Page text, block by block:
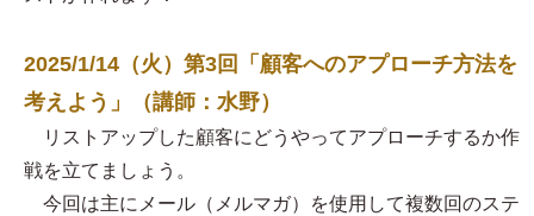
2025/1/14（火）第3回「顧客へのアプローチ方法を
考えよう」（講師：水野）
リストアップした顧客にどうやってアプローチするか作
戦を立てましょう。
今回は主にメール（メルマガ）を使用して複数回のステ